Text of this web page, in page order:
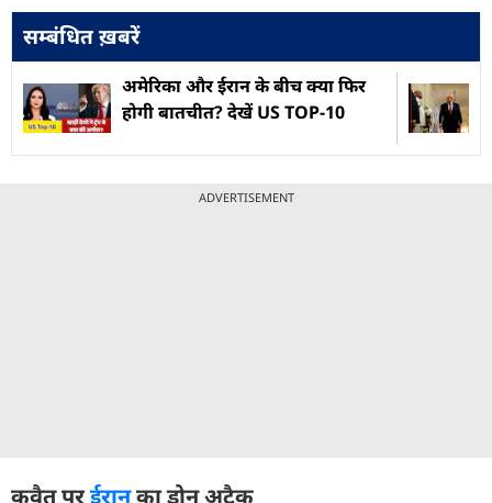
सम्बंधित ख़बरें
अमेरिका और ईरान के बीच क्या फिर
होगी बातचीत? देखें US TOP-10
ADVERTISEMENT
कुवैत परईरानका ड्रोन अटैक